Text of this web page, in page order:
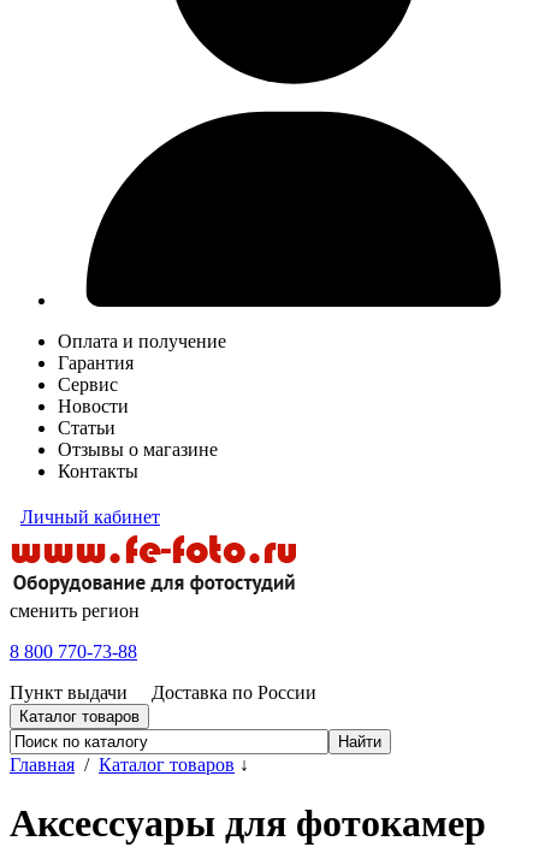
Оплата и получение
Гарантия
Сервис
Новости
Статьи
Отзывы о магазине
Контакты
Личный кабинет
сменить регион
8 800 770-73-88
Пункт выдачи
Доставка по России
Каталог товаров
Главная / Каталог товаров ↓
Аксессуары для фотокамер